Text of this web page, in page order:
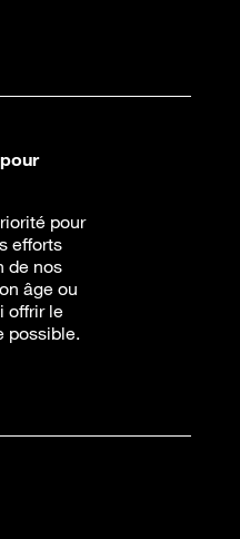
pour
efforts
de nos
âge ou
offrir le
possible.